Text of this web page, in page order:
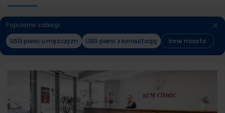
Popularne zabiegi:
USG piersi u mężczyzn
USG piersi z konsultacją Inne miasto